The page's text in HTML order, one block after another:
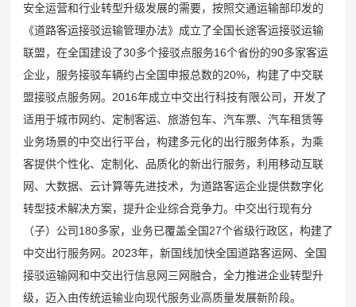
安全运营和行业转型升级发展的需要，按照交通运输部印发的
《道路客运接驳运输管理办法》成立了全国长途客运接驳运输
联盟，在全国建设了30多个接驳点服务16个省份的90多家客运
企业，服务接驳车辆约占全国申报总数的20%，构建了中交联
盟接驳点服务网。2016年成立中交出行科技有限公司，开发了
适用于城市网约、定制客运、旅游包车、汽车票、汽车租赁等
业务场景的中交出行平台，构建多元化的出行服务体系，为乘
客提供个性化、定制化、品质化的新出行服务，利用移动互联
网、大数据、云计算等先进技术，为道路客运企业提供数字化
转型技术解决方案，提升企业综合竞争力。中交出行现有分
（子）公司180多家，业务已覆盖全国27个省级行政区，构建了
中交出行服务网。2023年，新国线加快全国道路客运网、全国
接驳运输网和中交出行信息网三网融合，全力推进企业转型升
级，迈入由传统运输业向现代服务业高质量发展新阶段。